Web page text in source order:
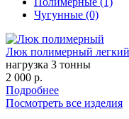
Чугунные (0)
Люк полимерный
нагрузка 3 тонны
2 000 р.
Подробнее
Посмотреть все изделия